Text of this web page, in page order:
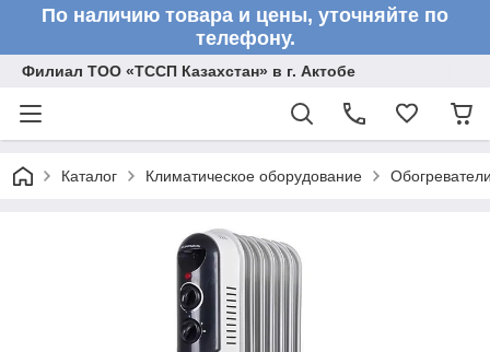
По наличию товара и цены, уточняйте по
телефону.
Филиал ТОО «ТССП Казахстан» в г. Актобе
Каталог Климатическое оборудование